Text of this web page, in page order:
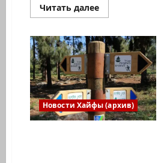
Читать далееПрочитать
больше
поминает
павших
в
войнах
и
терактах
Новости Хайфы (архив)